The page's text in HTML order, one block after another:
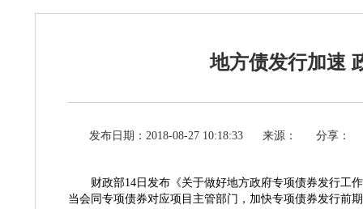
地方债发行加速
发布日期：2018-08-27 10:18:33 来源： 分享：
财政部14日发布《关于做好地方政府专项债券发行工
当会同专项债券对应项目主管部门，加快专项债券发行前